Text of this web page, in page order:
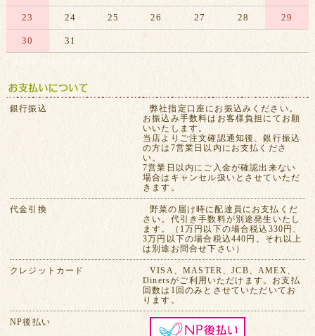
23 24 25 26 27 28 29
30 31
※赤字は休業日です
銀行振込
弊社指定口座にお振込みください。
お振込み手数料はお客様負担にてお願
いいたします。
当店よりご注文確認通知後、銀行振込
の方は7営業日以内にお支払くださ
い。
7営業日以内にご入金が確認出来ない
場合はキャンセル扱いとさせていただ
きます。
代金引換
野菜の届け時に配達員にお支払くだ
さい。代引き手数料が別途発生いたし
ます。（1万円以下の場合税込330円、
3万円以下の場合税込440円。それ以上
は別途お問合せ下さい）
クレジットカード
VISA、MASTER、JCB、AMEX、
Dinersがご利用いただけます。お支払
回数は1回のみとさせていただいてお
ります。
NP後払い